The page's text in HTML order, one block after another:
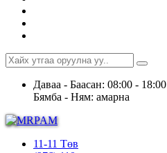
Даваа - Баасан: 08:00 - 18:00
Бямба - Ням: амарна
11-11 Төв